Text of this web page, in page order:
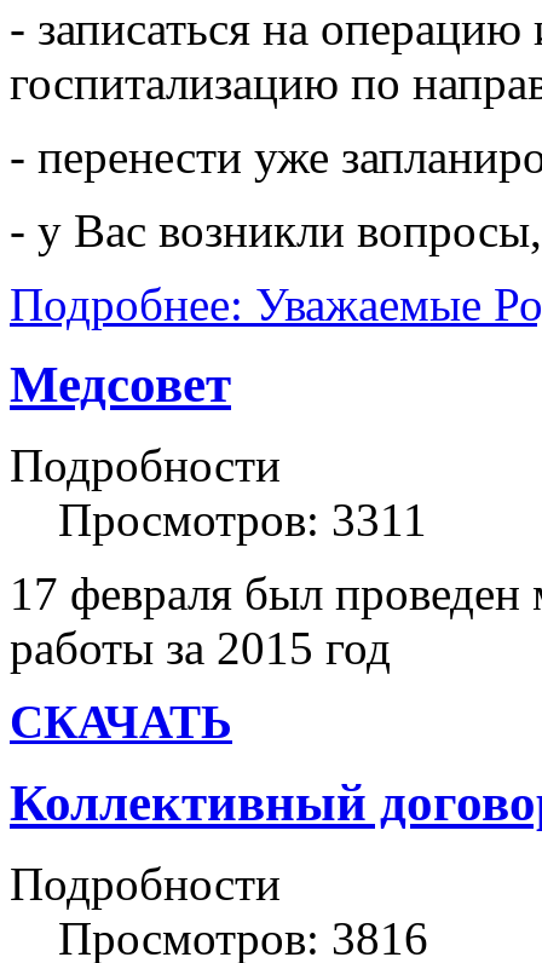
- записаться на
госпитализацию по
- перенести уже
- у Вас возникли
Подробнее: Уважаемые
Медсовет
Подробности
Просмотров: 3311
17 февраля был
работы за 2015 год
СКАЧАТЬ
Коллективный
Подробности
Просмотров: 3816